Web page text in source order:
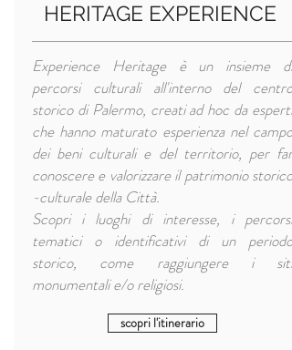
HERITAGE EXPERIENCE
Experience Heritage è un insieme di
percorsi culturali all'interno del centro
storico di Palermo, creati ad hoc da esperti
che hanno maturato esperienza nel campo
dei beni culturali e del territorio, per far
conoscere e valorizzare il patrimonio storico
-culturale della Città.
Scopri i luoghi di interesse, i percorsi
tematici o identificativi di un periodo
storico, come raggiungere i siti
monumentali e/o religiosi.
scopri l'itinerario